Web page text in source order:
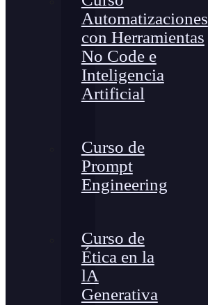
Automatizaciones
con Herramientas
No Code e
Inteligencia
Artificial
Curso de
Prompt
Engineering
Curso de
Ética en la
lA
Generativa